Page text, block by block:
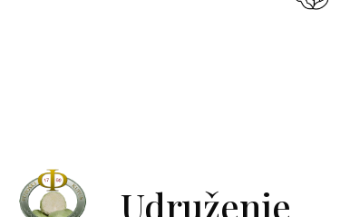
Udruženje